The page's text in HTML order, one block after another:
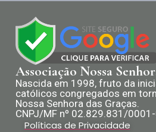
Associação Nossa
Nascida em 1998, fruto da
católicos congregados em
Nossa Senhora das Graças.
CNPJ/MF nº 02.829.831/
Políticas de Privacidade